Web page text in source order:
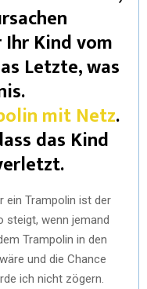
Ihr Kind vom
Letzte, was
mit Netz.
das Kind
ein Trampolin ist der
steigt, wenn jemand
Trampolin in den
und die Chance
ich nicht zögern.